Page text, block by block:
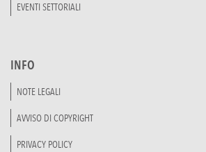
EVENTI SETTORIALI
INFO
NOTE LEGALI
AVVISO DI COPYRIGHT
PRIVACY POLICY